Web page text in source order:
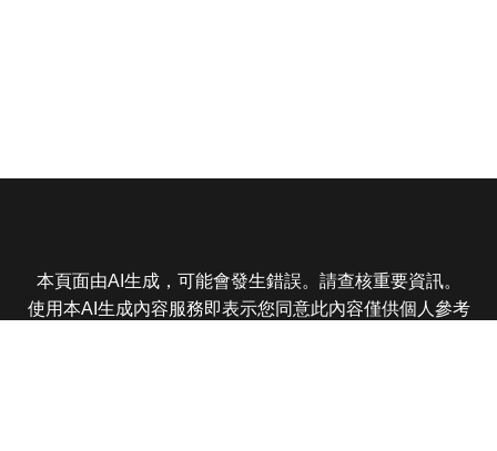
本頁面由AI生成，可能會發生錯誤。請查核重要資訊。
使用本AI生成內容服務即表示您同意此內容僅供個人參考